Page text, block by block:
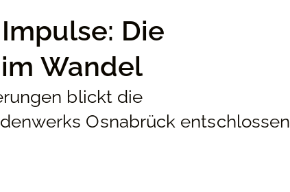
Die
Wandel
blickt die
Osnabrück entschlossen